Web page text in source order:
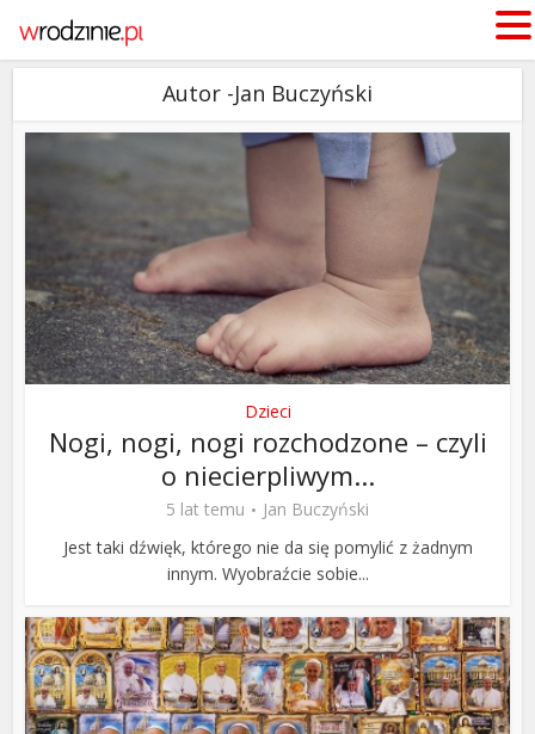
Autor -Jan Buczyński
Dzieci
Nogi, nogi, nogi rozchodzone – czyli
o niecierpliwym...
5 lat temu
Jan Buczyński
Jest taki dźwięk, którego nie da się pomylić z żadnym
innym. Wyobraźcie sobie...